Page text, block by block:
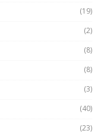
(19)
(2)
(8)
(8)
(3)
(40)
(23)